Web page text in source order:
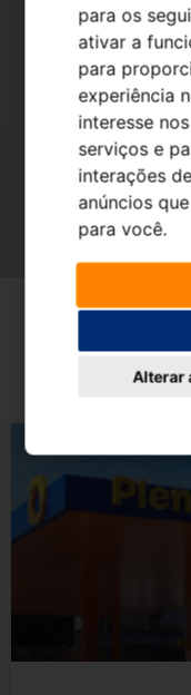
para os
ativar a
para
experiência
interesse
serviços e
interações
anúncios
para você.
Alterar